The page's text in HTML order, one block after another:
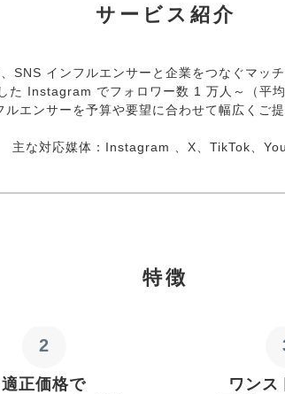
サービス紹介
SNS インフルエンサーと企業をつなぐマッチ
た Instagram でフォロワー数 1 万人～（平
ルエンサーを予算や要望に合わせて幅広くご提
主な対応媒体：Instagram 、X、TikTok、
特徴
2
適正価格で
ワンス